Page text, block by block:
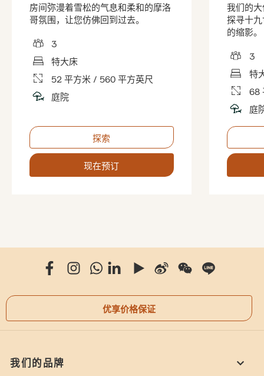
房间弥漫着雪松的气息和柔和的摩洛
哥氛围，让您仿佛回到过去。
3
特大床
52 平方米 / 560 平方英尺
庭院
探索
现在预订
我们的
探寻十
的缩影。
3
特
68
庭
优享价格保证
我们的品牌